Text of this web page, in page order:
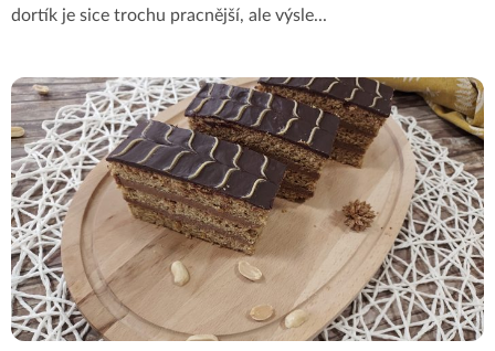
dortík je sice trochu pracnější, ale výsle...